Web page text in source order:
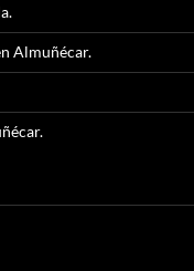
Almuñécar.